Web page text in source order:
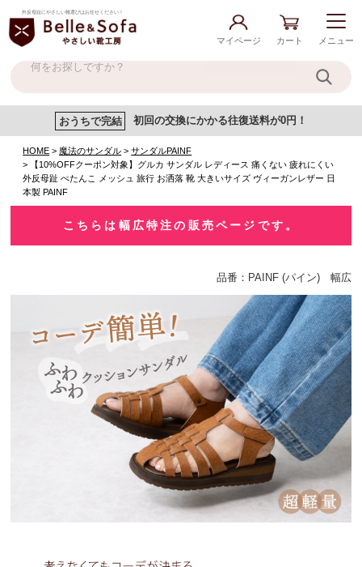
外反母趾にやさしい靴選びはお任せください！
マイページ カート メニュー
おうちで完結 初回の交換にかかる往復送料が0円！
HOME 魔法のサンダル
サンダルPAINF
【10%OFFクーポン対象】グルカ サンダル レディース 痛くない 疲れにくい
外反母趾 ぺたんこ メッシュ 旅行 お洒落 靴 大きいサイズ ヴィーガンレザー 日
本製 PAINF
こちらは幅広特注の販売ページです。
品番：PAINF (パイン) 幅広